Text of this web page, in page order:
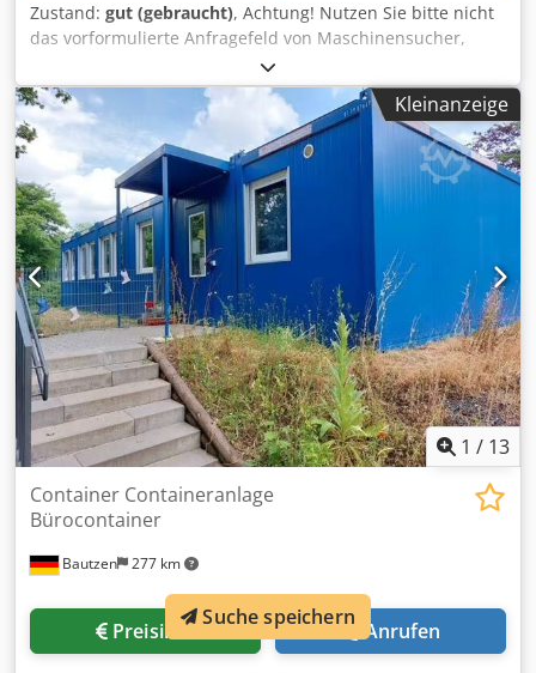
Zustand: gut (gebraucht), Achtung! Nutzen Sie bitte nicht
das vorformulierte Anfragefeld von Maschinensucher,
stellen Sie Ihre eigene Fragen in diesem Feld. Dcjdporgpl
Rsfx Ad Nek Bitte füllen Sie das Anfragefeld selbständig
aus. Nur so bekommen Sie eine Antwort. Bürocontainer,
Container, Pausencontainer, Baucontainer von Containex -
gebraucht, - guter Zustand, - trocken, - dicht, - sofort
einsatzbereit, - mehrfach vorhanden, - keine Vermietung
Maße: Länge: 6,00m Breite:2,50m Höhe aussen: 2,80m
Höhe innen: 2,50m Ausstattung: - Heizung, - Doppel
Kunststoff-Fenster mit Kipp- und Drehfunktion, - Rollläden,
- abschliessbare Tür, - zementgebundene Bodenplatte mit
PVC-Bodenbelag Beladung und Transport kann organisiert
werden Es werden nur ernstgemeinte und seriöse
Anfragen unter Angabe von: Namen, E-Mail-Adresse und
Telefonnummer beantwortet.
Kleinanzeige
1 / 13
Bautzen 277 km
Container Containeranlage
Bürocontainer
Preisinfo Anrufen
Suche speichern